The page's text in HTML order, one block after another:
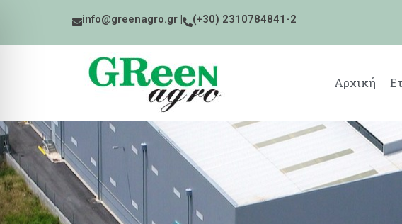
info@greenagro.gr | (+30) 2310784841-2
Αρχική